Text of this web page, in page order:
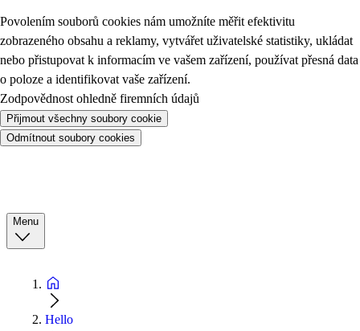
Povolením souborů cookies nám umožníte měřit efektivitu
zobrazeného obsahu a reklamy, vytvářet uživatelské statistiky, ukládat
nebo přistupovat k informacím ve vašem zařízení, používat přesná data
o poloze a identifikovat vaše zařízení.
Zodpovědnost ohledně firemních údajů
Přijmout všechny soubory cookie
Odmítnout soubory cookies
Menu
Hello